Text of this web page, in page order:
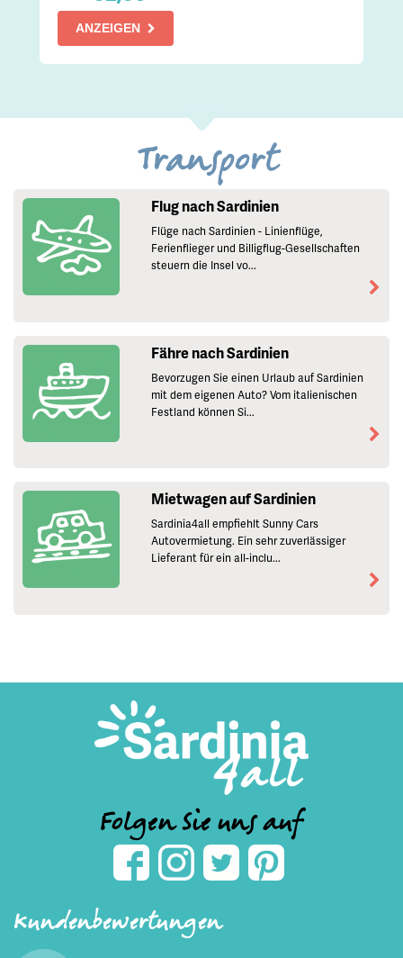
ANZEIGEN
Transport
Flug nach Sardinien
Flüge nach Sardinien - Linienflüge,
Ferienflieger und Billigflug-Gesellschaften
steuern die Insel vo...
Fähre nach Sardinien
Bevorzugen Sie einen Urlaub auf Sardinien
mit dem eigenen Auto? Vom italienischen
Festland können Si...
Mietwagen auf Sardinien
Sardinia4all empfiehlt Sunny Cars
Autovermietung. Ein sehr zuverlässiger
Lieferant für ein all-inclu...
Folgen Sie uns auf
Kundenbewertungen